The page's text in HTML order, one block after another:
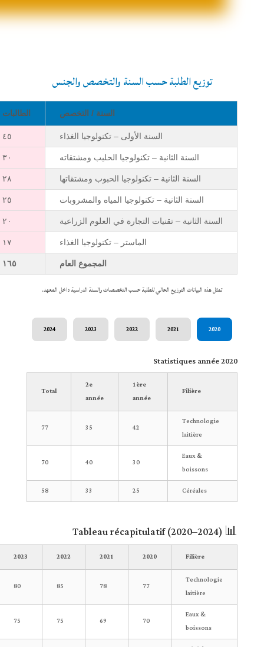
توزيع الطلبة حسب السنة والتخصص والجنس
السنة / التخصص الطالبات
السنة الأولى – تكنولوجيا الغذاء ٤٥
السنة الثانية – تكنولوجيا الحليب ومشتقاته ٣٠
السنة الثانية – تكنولوجيا الحبوب ومشتقاتها ٢٨
السنة الثانية – تكنولوجيا المياه والمشروبات ٢٥
السنة الثانية – تقنيات التجارة في العلوم الزراعية ٢٠
الماستر – تكنولوجيا الغذاء ١٧
المجموع العام ١٦٥
تمثل هذه البيانات التوزيع الحالي للطلبة حسب التخصصات والسنة الدراسية داخل المعهد.
2020
2021
2022
2023
2024
Statistiques année 2020
Filière
1ère
année
2e
année
Total
Technologie
laitière
42
35
77
Eaux &
boissons
30
40
70
Céréales
25
33
58
📊 Tableau récapitulatif (2020–2024)
Filière
2020
2021
2022
2023
Technologie
laitière
77
78
85
80
Eaux &
boissons
70
69
75
75